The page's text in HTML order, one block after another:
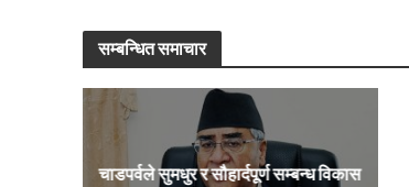
सम्बन्धित समाचार
चाडपर्वले सुमधुर र सौहार्दपूर्ण सम्बन्ध विकास